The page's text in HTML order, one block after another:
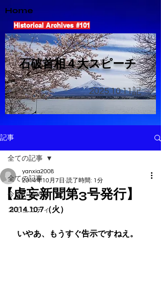
Home
Historical Archives #101
​石破首相４大スピーチ
2025.10.11記
記事
全ての記事
今すぐ始める
コミュニティ
全ての記事
【虚妄新聞第3号発行】
yanxia2008
2014年10月7日 読了時間: 1分
2014.10.7（火）
いやあ、もうすぐ告示ですねえ。